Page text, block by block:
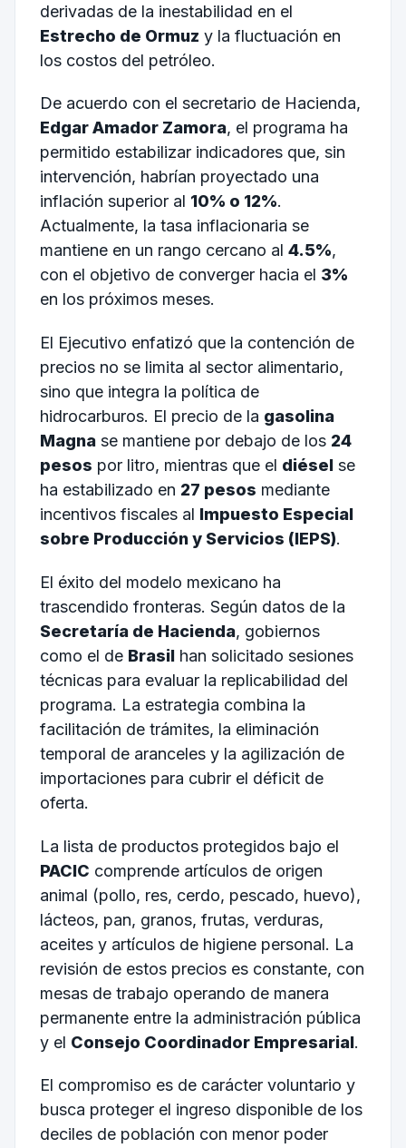
derivadas de la inestabilidad en el
Estrecho de Ormuz y la fluctuación en
los costos del petróleo.
De acuerdo con el secretario de Hacienda,
Edgar Amador Zamora, el programa ha
permitido estabilizar indicadores que, sin
intervención, habrían proyectado una
inflación superior al 10% o 12%.
Actualmente, la tasa inflacionaria se
mantiene en un rango cercano al 4.5%,
con el objetivo de converger hacia el 3%
en los próximos meses.
El Ejecutivo enfatizó que la contención de
precios no se limita al sector alimentario,
sino que integra la política de
hidrocarburos. El precio de la gasolina
Magnase mantiene por debajo de los 24
pesos por litro, mientras que el diéselse
ha estabilizado en 27 pesos mediante
incentivos fiscales al Impuesto Especial
sobre Producción y Servicios (IEPS).
El éxito del modelo mexicano ha
trascendido fronteras. Según datos de la
Secretaría de Hacienda, gobiernos
como el de Brasilhan solicitado sesiones
técnicas para evaluar la replicabilidad del
programa. La estrategia combina la
facilitación de trámites, la eliminación
temporal de aranceles y la agilización de
importaciones para cubrir el déficit de
oferta.
La lista de productos protegidos bajo el
PACIC comprende artículos de origen
animal (pollo, res, cerdo, pescado, huevo),
lácteos, pan, granos, frutas, verduras,
aceites y artículos de higiene personal. La
revisión de estos precios es constante, con
mesas de trabajo operando de manera
permanente entre la administración pública
y el Consejo Coordinador Empresarial.
El compromiso es de carácter voluntario y
busca proteger el ingreso disponible de los
deciles de población con menor poder